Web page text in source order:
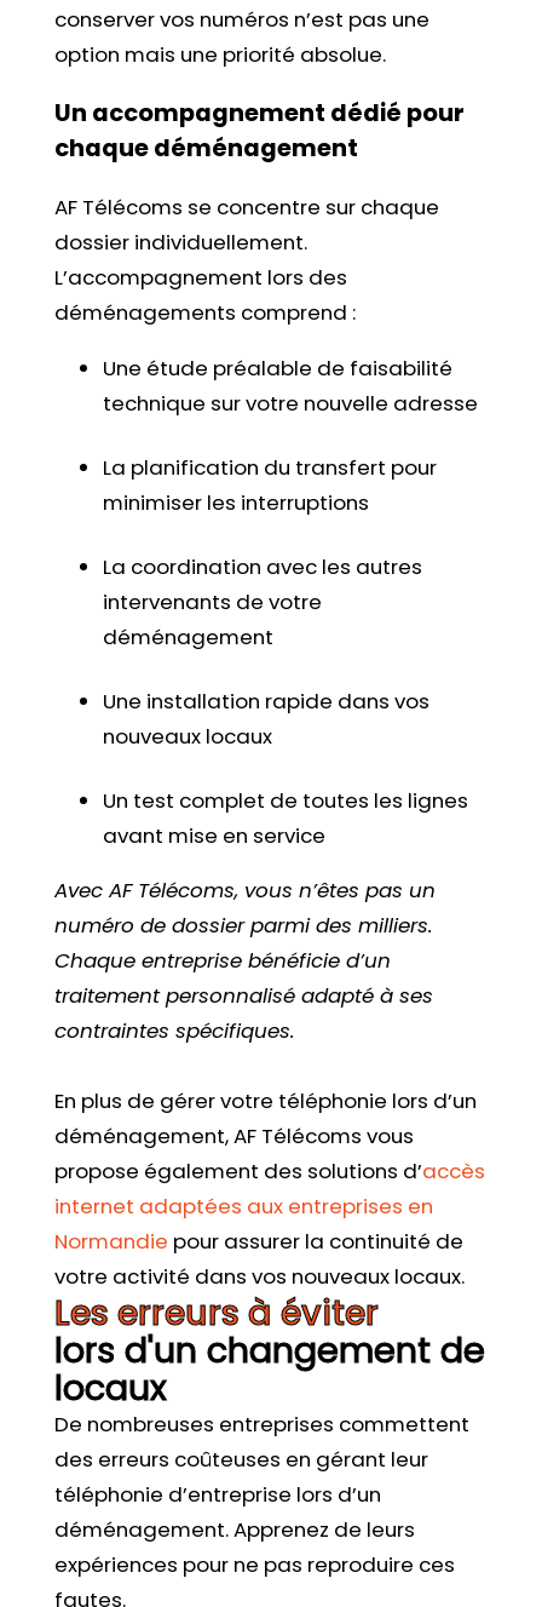
conserver vos numéros n’est pas une
option mais une priorité absolue.
Un accompagnement dédié pour
chaque déménagement
AF Télécoms se concentre sur chaque
dossier individuellement.
L’accompagnement lors des
déménagements comprend :
Une étude préalable de faisabilité
technique sur votre nouvelle adresse
La planification du transfert pour
minimiser les interruptions
La coordination avec les autres
intervenants de votre
déménagement
Une installation rapide dans vos
nouveaux locaux
Un test complet de toutes les lignes
avant mise en service
Avec AF Télécoms, vous n’êtes pas un
numéro de dossier parmi des milliers.
Chaque entreprise bénéficie d’un
traitement personnalisé adapté à ses
contraintes spécifiques.
En plus de gérer votre téléphonie lors d’un
déménagement, AF Télécoms vous
propose également des solutions d’accès
internet adaptées aux entreprises en
Normandie pour assurer la continuité de
votre activité dans vos nouveaux locaux.
Les erreurs à éviter
lors d'un changement de
locaux
De nombreuses entreprises commettent
des erreurs coûteuses en gérant leur
téléphonie d’entreprise lors d’un
déménagement. Apprenez de leurs
expériences pour ne pas reproduire ces
fautes.